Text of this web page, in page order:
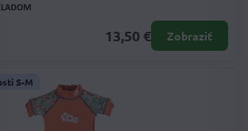
13,50 € Zobraziť
S-M